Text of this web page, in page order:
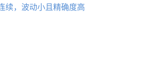
续，波动小且精确度高